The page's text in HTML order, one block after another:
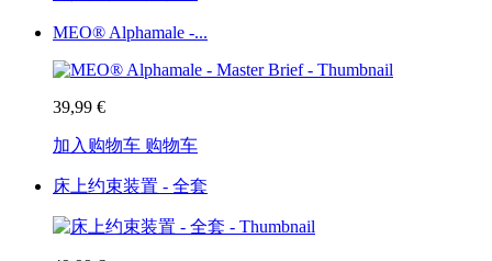
MEO® Alphamale -...
39,99 €
加入购物车 购物车
床上约束装置 - 全套